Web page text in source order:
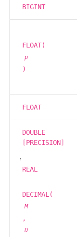
BIGINT
FLOAT(
p
)
FLOAT
DOUBLE
[PRECISION]
,
REAL
DECIMAL(
M
,
D